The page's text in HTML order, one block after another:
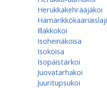
Herukkakehrääjäkoi
Hämärikkökääriäislaji
Illakkokoi
Isoheinäkoisa
Isokoisa
Isopäistärkoi
Juovatarhakoi
Juuritupsukoi